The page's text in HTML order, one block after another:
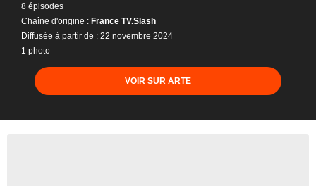
8 épisodes
Chaîne d'origine : France TV.Slash
Diffusée à partir de : 22 novembre 2024
1 photo
VOIR SUR ARTE